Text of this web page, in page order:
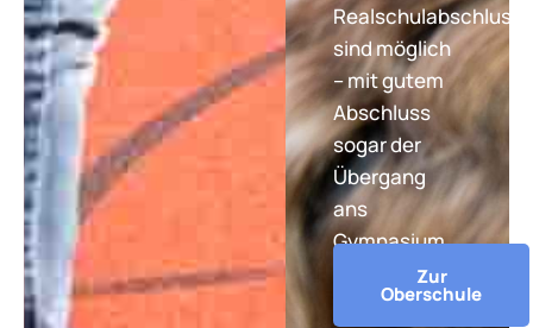
Realschulabschluss
sind möglich
– mit gutem
Abschluss
sogar der
Übergang
ans
Gymnasium.
Zur
Oberschule